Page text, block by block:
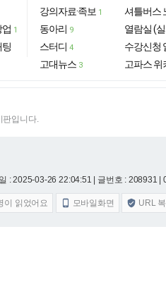
업 1
팅
강의자료·족보 1
동아리 9
스터디 4
고대뉴스 3
셔틀버스
열람실 (
수강신청
고파스 위
판입니다.
: 2025-03-26 22:04:51 | 글번호 : 208931 |
이 읽었어요  모바일화면  URL